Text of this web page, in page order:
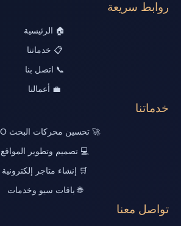
روابط سريعة
🏠 الرئيسية
📋 خدماتنا
📞 اتصل بنا
💼 أعمالنا
خدماتنا
🚀 تحسين محركات البحث SEO
💻 تصميم وتطوير المواقع
🛒 إنشاء متاجر إلكترونية
🌐 باقات سيو وخدمات
تواصل معنا